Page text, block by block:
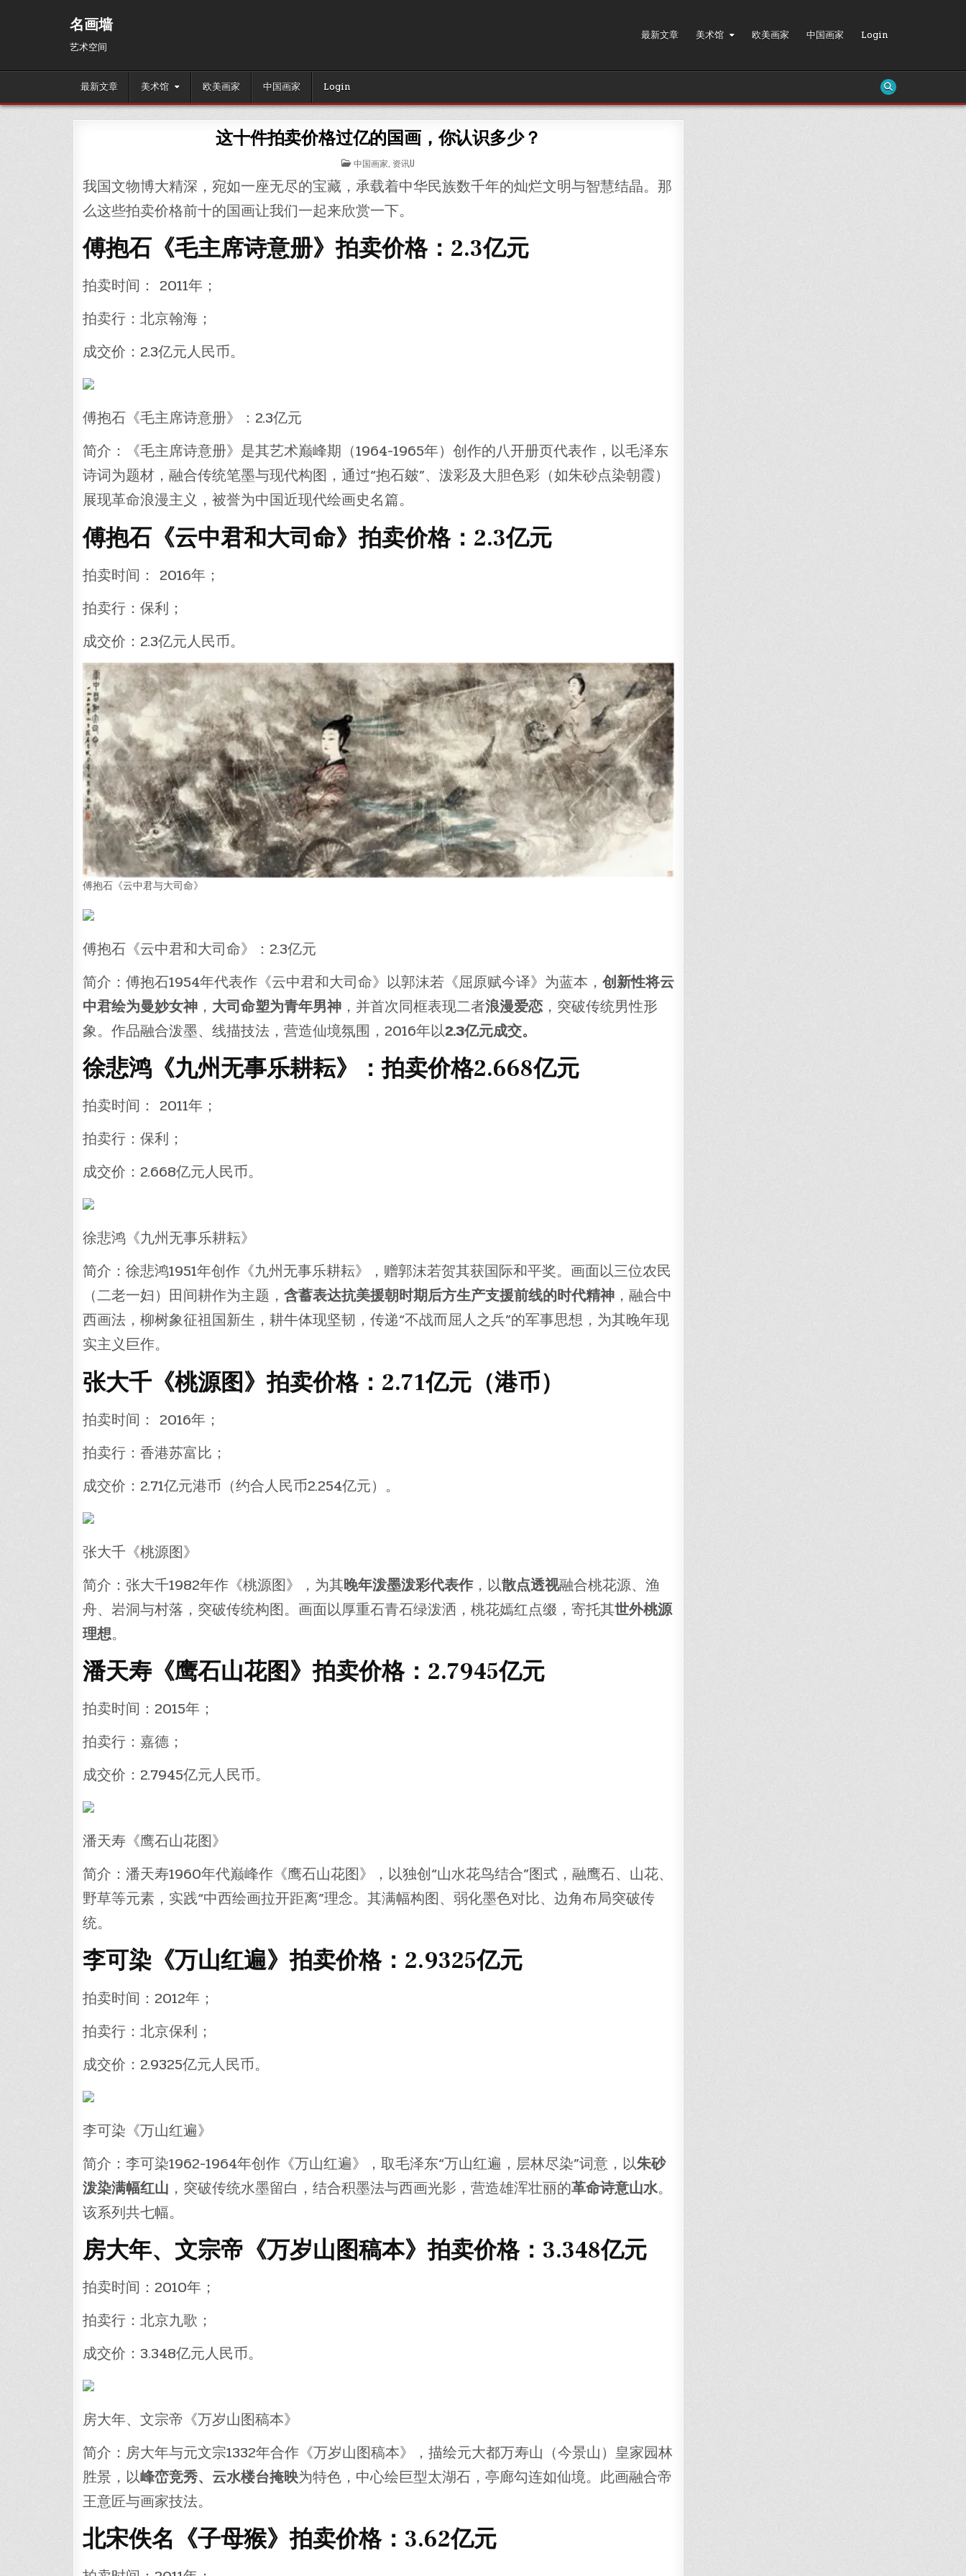
名画墙
艺术空间
最新文章 美术馆 欧美画家 中国画家 Login
最新文章 美术馆 欧美画家 中国画家 Login
这十件拍卖价格过亿的国画，你认识多少？
POSTED
IN
中国画家 资讯U
我国文物博大精深，宛如一座无尽的宝藏，承载着中华民族数千年的灿烂文明与智慧结晶。那
么这些拍卖价格前十的国画让我们一起来欣赏一下。
傅抱石《毛主席诗意册》拍卖价格：2.3亿元
拍卖时间： 2011年；
拍卖行：北京翰海；
成交价：2.3亿元人民币。
傅抱石《毛主席诗意册》：2.3亿元
简介：《毛主席诗意册》是其艺术巅峰期（1964-1965年）创作的八开册页代表作，以毛泽东
诗词为题材，融合传统笔墨与现代构图，通过“抱石皴”、泼彩及大胆色彩（如朱砂点染朝霞）
展现革命浪漫主义，被誉为中国近现代绘画史名篇。
傅抱石《云中君和大司命》拍卖价格：2.3亿元
拍卖时间： 2016年；
拍卖行：保利；
成交价：2.3亿元人民币。
傅抱石《云中君与大司命》
傅抱石《云中君和大司命》：2.3亿元
简介：傅抱石1954年代表作《云中君和大司命》以郭沫若《屈原赋今译》为蓝本， 创新性将云
中君绘为曼妙女神， 大司命塑为青年男神，并首次同框表现二者浪漫爱恋，突破传统男性形
象。作品融合泼墨、线描技法，营造仙境氛围，2016年以2.3亿元成交。
徐悲鸿《九州无事乐耕耘》：拍卖价格2.668亿元
拍卖时间： 2011年；
拍卖行：保利；
成交价：2.668亿元人民币。
徐悲鸿《九州无事乐耕耘》
简介：徐悲鸿1951年创作《九州无事乐耕耘》，赠郭沫若贺其获国际和平奖。画面以三位农民
（二老一妇）田间耕作为主题， 含蓄表达抗美援朝时期后方生产支援前线的时代精神，融合中
西画法，柳树象征祖国新生，耕牛体现坚韧，传递“不战而屈人之兵”的军事思想，为其晚年现
实主义巨作。
张大千《桃源图》拍卖价格：2.71亿元（港币）
拍卖时间： 2016年；
拍卖行：香港苏富比；
成交价：2.71亿元港币（约合人民币2.254亿元）。
张大千《桃源图》
简介：张大千1982年作《桃源图》，为其晚年泼墨泼彩代表作，以散点透视融合桃花源、渔
舟、岩洞与村落，突破传统构图。画面以厚重石青石绿泼洒，桃花嫣红点缀，寄托其世外桃源
理想。
潘天寿《鹰石山花图》拍卖价格：2.7945亿元
拍卖时间：2015年；
拍卖行：嘉德；
成交价：2.7945亿元人民币。
潘天寿《鹰石山花图》
简介：潘天寿1960年代巅峰作《鹰石山花图》，以独创“山水花鸟结合”图式，融鹰石、山花、
野草等元素，实践“中西绘画拉开距离”理念。其满幅构图、弱化墨色对比、边角布局突破传
统。
李可染《万山红遍》拍卖价格：2.9325亿元
拍卖时间：2012年；
拍卖行：北京保利；
成交价：2.9325亿元人民币。
李可染《万山红遍》
简介：李可染1962-1964年创作《万山红遍》，取毛泽东“万山红遍，层林尽染”词意，以朱砂
泼染满幅红山 ，突破传统水墨留白，结合积墨法与西画光影，营造雄浑壮丽的革命诗意山水。
该系列共七幅。
房大年、文宗帝《万岁山图稿本》拍卖价格：3.348亿元
拍卖时间：2010年；
拍卖行：北京九歌；
成交价：3.348亿元人民币。
房大年、文宗帝《万岁山图稿本》
简介：房大年与元文宗1332年合作《万岁山图稿本》，描绘元大都万寿山（今景山）皇家园林
胜景，以峰峦竞秀、云水楼台掩映为特色，中心绘巨型太湖石，亭廊勾连如仙境。此画融合帝
王意匠与画家技法。
北宋佚名《子母猴》拍卖价格：3.62亿元